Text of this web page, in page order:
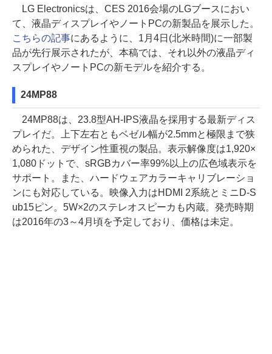
LG Electronicsは、CES 2016会場のLGブースにおい
て、液晶ディスプレイやノートPCの新製品を展示した。
こちらの記事にあるように、1月4日(北米時間)に一部製
品が先行展示されたが、本稿では、それ以外の液晶ディ
スプレイやノートPCの新モデルを紹介する。
24MP88
24MP88は、23.8型AH-IPS液晶を採用する最新ディス
プレイだ。上下左右ともベゼル幅が2.5mmと極限まで狭
められた、デザイン性重視の製品。表示解像度は1,920×
1,080ドットで、sRGBカバー率99%以上の広色域表示を
サポート。また、ハードウェアカラーキャリブレーショ
ンにも対応している。映像入力はHDMI 2系統とミニD-S
ub15ピン。5W×2のステレオスピーカも内蔵。発売時期
は2016年の3～4月頃を予定しており、価格は未定。